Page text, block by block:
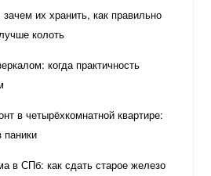
их хранить, как правильно
колоть
когда практичность
в четырёхкомнатной квартире:
паники
в СПб: как сдать старое железо